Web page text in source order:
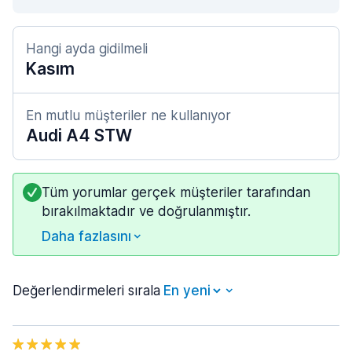
Hangi ayda gidilmeli
Kasım
En mutlu müşteriler ne kullanıyor
Audi A4 STW
Tüm yorumlar gerçek müşteriler tarafından
bırakılmaktadır ve doğrulanmıştır.
Daha fazlasını
Değerlendirmeleri sırala